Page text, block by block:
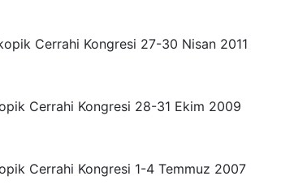
Cerrahi Kongresi 27-30 Nisan 2011
Cerrahi Kongresi 28-31 Ekim 2009
Cerrahi Kongresi 1-4 Temmuz 2007